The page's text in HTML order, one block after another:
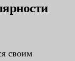
своим